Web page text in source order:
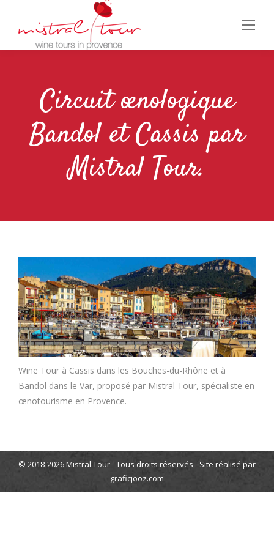
Circuit œnologique
Bandol et Cassis par
Mistral Tour.
Wine Tour à Cassis dans les Bouches-du-Rhône et à
Bandol dans le Var, proposé par Mistral Tour, spécialiste en
œnotourisme en Provence.
© 2018-2026 Mistral Tour - Tous droits réservés - Site réalisé par
graficjooz.com